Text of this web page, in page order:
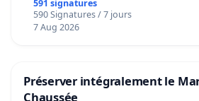
591 signatures
590 Signatures / 7 jours
7 Aug 2026
Préserver intégralement le
Chaussée